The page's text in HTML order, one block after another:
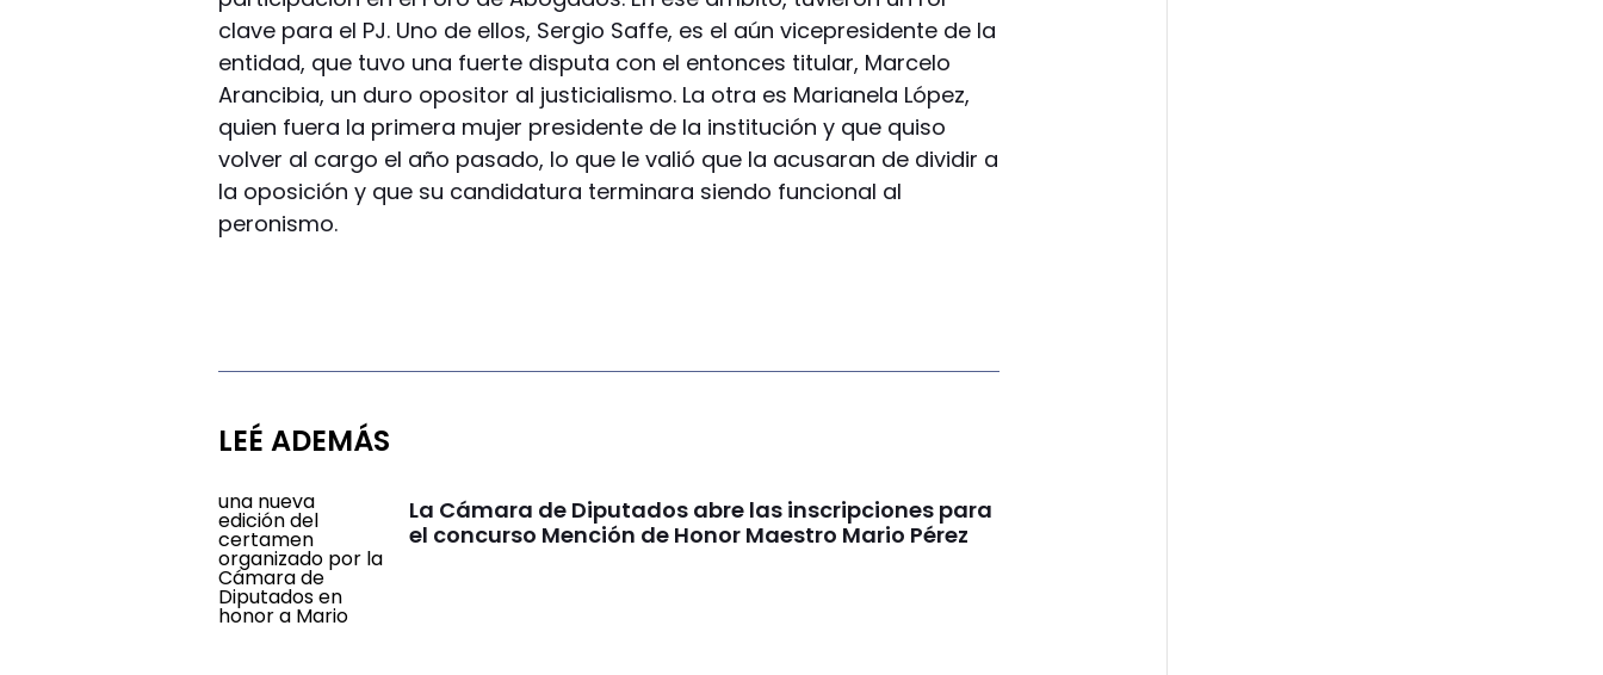
clave para el PJ. Uno de ellos, Sergio Saffe, es el aún vicepresidente de la
entidad, que tuvo una fuerte disputa con el entonces titular, Marcelo
Arancibia, un duro opositor al justicialismo. La otra es Marianela López,
quien fuera la primera mujer presidente de la institución y que quiso
volver al cargo el año pasado, lo que le valió que la acusaran de dividir a
la oposición y que su candidatura terminara siendo funcional al
peronismo.
LEÉ ADEMÁS
La Cámara de Diputados abre las inscripciones para
el concurso Mención de Honor Maestro Mario Pérez